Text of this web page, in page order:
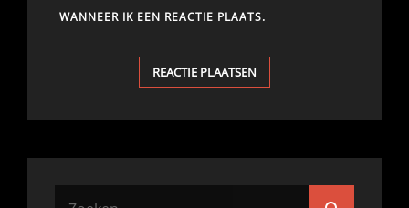
WANNEER IK EEN REACTIE PLAATS.